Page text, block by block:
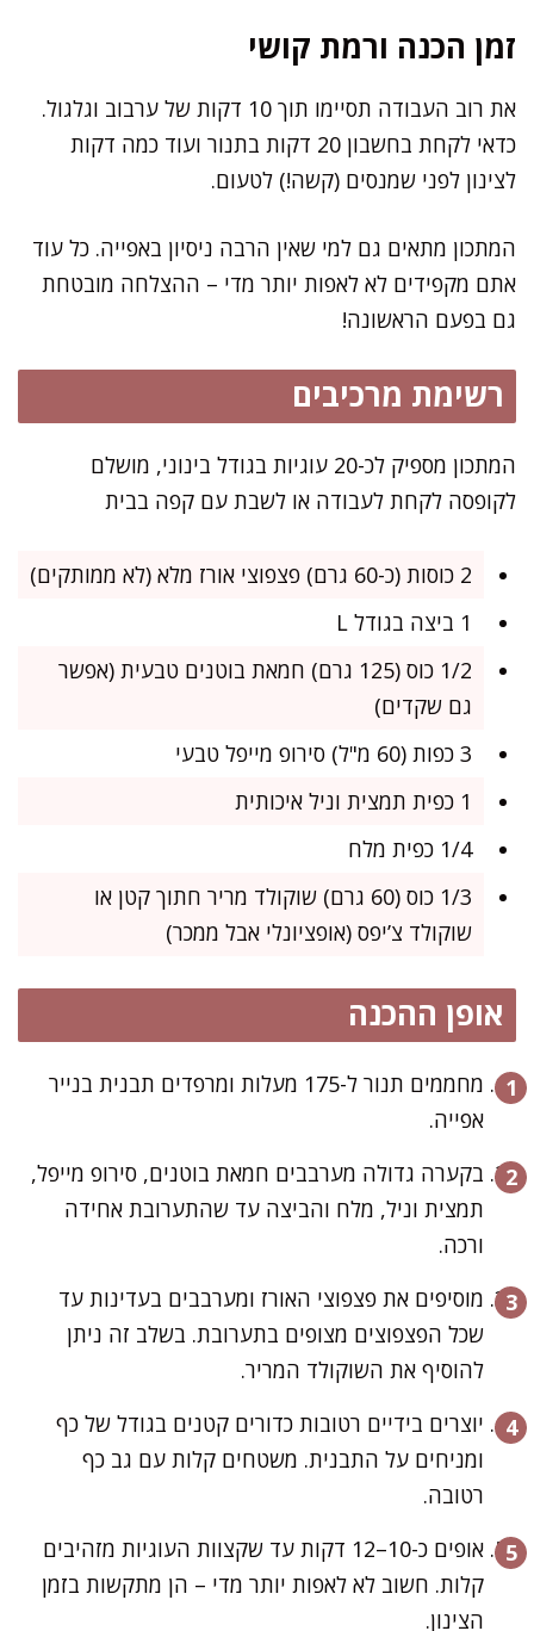
זמן הכנה ורמת קושי
את רוב העבודה תסיימו תוך 10 דקות של ערבוב וגלגול.
כדאי לקחת בחשבון 20 דקות בתנור ועוד כמה דקות
לצינון לפני שמנסים (קשה!) לטעום.
המתכון מתאים גם למי שאין הרבה ניסיון באפייה. כל עוד
אתם מקפידים לא לאפות יותר מדי – ההצלחה מובטחת
גם בפעם הראשונה!
רשימת מרכיבים
המתכון מספיק לכ-20 עוגיות בגודל בינוני, מושלם
לקופסה לקחת לעבודה או לשבת עם קפה בבית
2 כוסות (כ-60 גרם) פצפוצי אורז מלא (לא ממותקים)
1 ביצה בגודל L
1/2 כוס (125 גרם) חמאת בוטנים טבעית (אפשר
גם שקדים)
3 כפות (60 מ"ל) סירופ מייפל טבעי
1 כפית תמצית וניל איכותית
1/4 כפית מלח
1/3 כוס (60 גרם) שוקולד מריר חתוך קטן או
שוקולד צ’יפס (אופציונלי אבל ממכר)
אופן ההכנה
מחממים תנור ל-175 מעלות ומרפדים תבנית בנייר
אפייה.
בקערה גדולה מערבבים חמאת בוטנים, סירופ מייפל,
תמצית וניל, מלח והביצה עד שהתערובת אחידה
ורכה.
מוסיפים את פצפוצי האורז ומערבבים בעדינות עד
שכל הפצפוצים מצופים בתערובת. בשלב זה ניתן
להוסיף את השוקולד המריר.
יוצרים בידיים רטובות כדורים קטנים בגודל של כף
ומניחים על התבנית. משטחים קלות עם גב כף
רטובה.
אופים כ-10–12 דקות עד שקצוות העוגיות מזהיבים
קלות. חשוב לא לאפות יותר מדי – הן מתקשות בזמן
הצינון.